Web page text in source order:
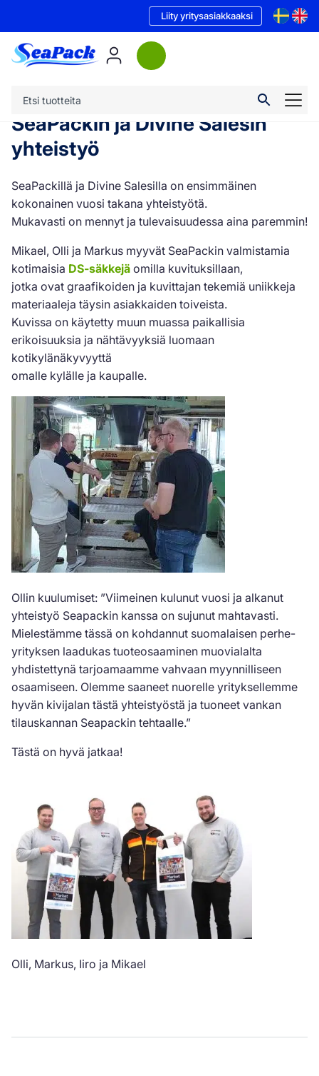
Liity yritysasiakkaaksi
SeaPackin ja Divine Salesin
yhteistyö
SeaPackillä ja Divine Salesilla on ensimmäinen
kokonainen vuosi takana yhteistyötä.
Mukavasti on mennyt ja tulevaisuudessa aina paremmin!
Mikael, Olli ja Markus myyvät SeaPackin valmistamia
kotimaisia DS-säkkejä omilla kuvituksillaan,
jotka ovat graafikoiden ja kuvittajan tekemiä uniikkeja
materiaaleja täysin asiakkaiden toiveista.
Kuvissa on käytetty muun muassa paikallisia
erikoisuuksia ja nähtävyyksiä luomaan
kotikylänäkyvyyttä
omalle kylälle ja kaupalle.
Ollin kuulumiset: ”Viimeinen kulunut vuosi ja alkanut
yhteistyö Seapackin kanssa on sujunut mahtavasti.
Mielestämme tässä on kohdannut suomalaisen perhe-
yrityksen laadukas tuoteosaaminen muovialalta
yhdistettynä tarjoamaamme vahvaan myynnilliseen
osaamiseen. Olemme saaneet nuorelle yrityksellemme
hyvän kivijalan tästä yhteistyöstä ja tuoneet vankan
tilauskannan Seapackin tehtaalle.”
Tästä on hyvä jatkaa!
Olli, Markus, Iiro ja Mikael